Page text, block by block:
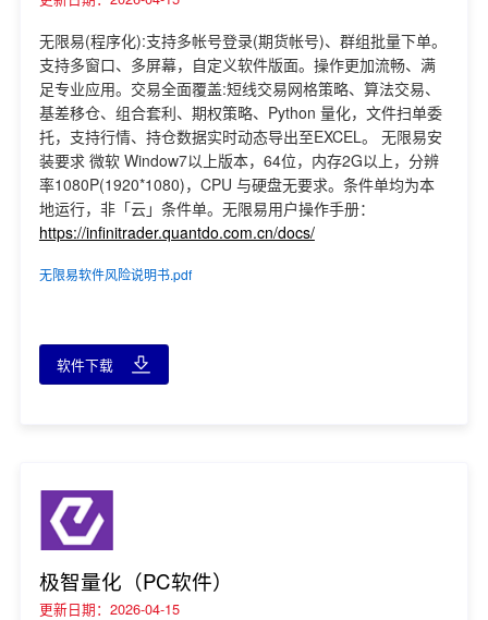
无限易(程序化):支持多帐号登录(期货帐号)、群组批量下单。
支持多窗口、多屏幕，自定义软件版面。操作更加流畅、满
足专业应用。交易全面覆盖:短线交易网格策略、算法交易、
基差移仓、组合套利、期权策略、Python 量化，文件扫单委
托，支持行情、持仓数据实时动态导出至EXCEL。 无限易安
装要求 微软 Window7以上版本，64位，内存2G以上，分辨
率1080P(1920*1080)，CPU 与硬盘无要求。条件单均为本
地运行，非「云」条件单。无限易用户操作手册：
https://infinitrader.quantdo.com.cn/docs/
无限易软件风险说明书.pdf
软件下载
极智量化（PC软件）
更新日期：2026-04-15